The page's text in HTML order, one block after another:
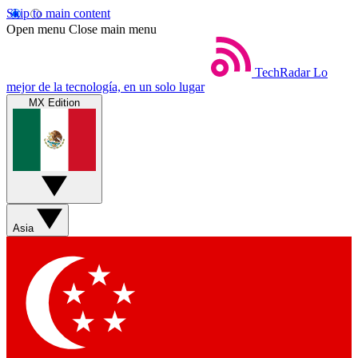
Skip to main content
Open menu Close main menu
TechRadar Lo
mejor de la tecnología, en un solo lugar
MX Edition
Asia